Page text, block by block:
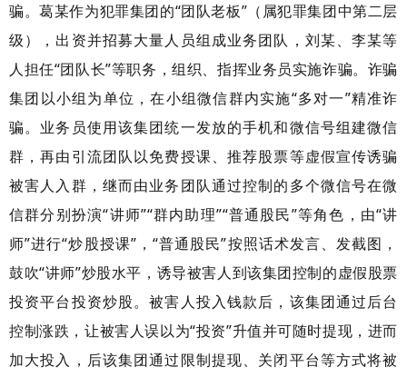
骗。葛某作为犯罪集团的“团队老板”（属犯罪集团中第二层
级），出资并招募大量人员组成业务团队，刘某、李某等
人担任“团队长”等职务，组织、指挥业务员实施诈骗。诈骗
集团以小组为单位，在小组微信群内实施“多对一”精准诈
骗。业务员使用该集团统一发放的手机和微信号组建微信
群，再由引流团队以免费授课、推荐股票等虚假宣传诱骗
被害人入群，继而由业务团队通过控制的多个微信号在微
信群分别扮演“讲师”“群内助理”“普通股民”等角色，由“讲
师”进行“炒股授课”，“普通股民”按照话术发言、发截图，
鼓吹“讲师”炒股水平，诱导被害人到该集团控制的虚假股票
投资平台投资炒股。被害人投入钱款后，该集团通过后台
控制涨跌，让被害人误以为“投资”升值并可随时提现，进而
加大投入，后该集团通过限制提现、关闭平台等方式将被